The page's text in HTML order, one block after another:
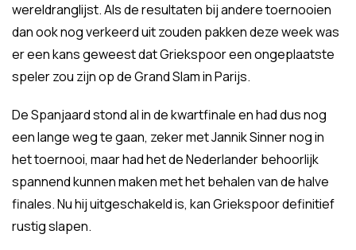
wereldranglijst. Als de resultaten bij andere toernooien
dan ook nog verkeerd uit zouden pakken deze week was
er een kans geweest dat Griekspoor een ongeplaatste
speler zou zijn op de Grand Slam in Parijs.
De Spanjaard stond al in de kwartfinale en had dus nog
een lange weg te gaan, zeker met Jannik Sinner nog in
het toernooi, maar had het de Nederlander behoorlijk
spannend kunnen maken met het behalen van de halve
finales. Nu hij uitgeschakeld is, kan Griekspoor definitief
rustig slapen.